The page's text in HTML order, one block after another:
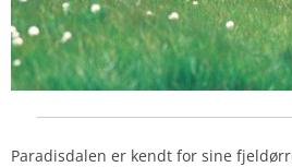
Paradisdalen er kendt for sine